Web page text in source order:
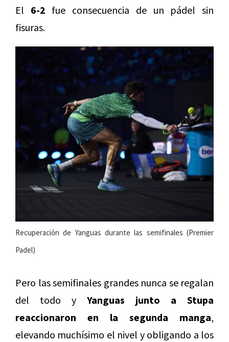
El 6-2 fue consecuencia de un pádel sin
fisuras.
Recuperación de Yanguas durante las semifinales (Premier
Padel)
Pero las semifinales grandes nunca se regalan
del todo y Yanguas junto a Stupa
reaccionaron en la segunda manga,
elevando muchísimo el nivel y obligando a los